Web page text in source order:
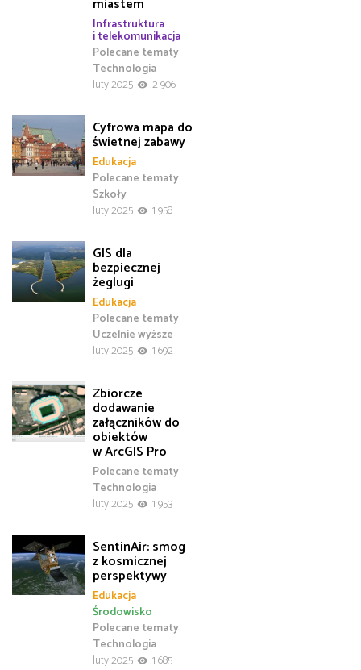
miastem
Infrastruktura
i telekomunikacja
Polecane tematy
Technologia
luty 2025
2 906
Cyfrowa mapa do
świetnej zabawy
Edukacja
Polecane tematy
Szkoły
luty 2025
1 958
GIS dla
bezpiecznej
żeglugi
Edukacja
Polecane tematy
Uczelnie wyższe
luty 2025
1 692
Zbiorcze
dodawanie
załączników do
obiektów
w ArcGIS Pro
Polecane tematy
Technologia
luty 2025
1 953
SentinAir: smog
z kosmicznej
perspektywy
Edukacja
Polecane tematy
Środowisko
Technologia
luty 2025
1 685